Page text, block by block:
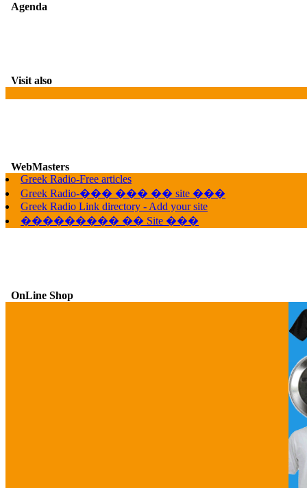
Agenda
Visit also
WebMasters
Greek Radio-Free articles
Greek Radio-��� ��� �� site ���
Greek Radio Link directory - Add your site
��������� �� Site ���
OnLine Shop